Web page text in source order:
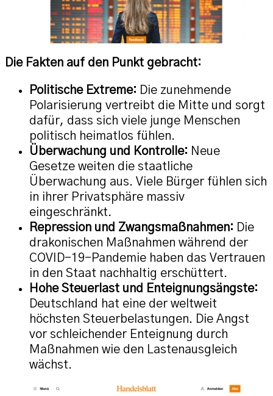
Die Fakten auf den Punkt gebracht:
Politische Extreme: Die zunehmende
Polarisierung vertreibt die Mitte und sorgt
dafür, dass sich viele junge Menschen
politisch heimatlos fühlen.
Überwachung und Kontrolle: Neue
Gesetze weiten die staatliche
Überwachung aus. Viele Bürger fühlen sich
in ihrer Privatsphäre massiv
eingeschränkt.
Repression und Zwangsmaßnahmen: Die
drakonischen Maßnahmen während der
COVID-19-Pandemie haben das Vertrauen
in den Staat nachhaltig erschüttert.
Hohe Steuerlast und Enteignungsängste:
Deutschland hat eine der weltweit
höchsten Steuerbelastungen. Die Angst
vor schleichender Enteignung durch
Maßnahmen wie den Lastenausgleich
wächst.